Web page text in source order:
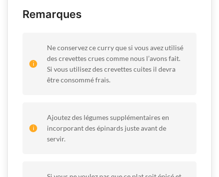
Remarques
Ne conservez ce curry que si vous avez utilisé
des crevettes crues comme nous l’avons fait.
Si vous utilisez des crevettes cuites il devra
être consommé frais.
Ajoutez des légumes supplémentaires en
incorporant des épinards juste avant de
servir.